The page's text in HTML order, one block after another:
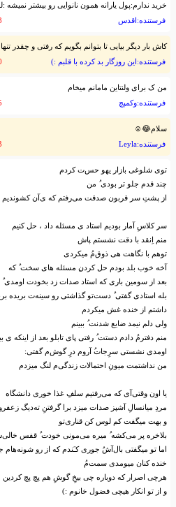
خرید ندارم:پول یارانه همون نانوایی رو بیشتر نمیشه
فرستنده:اقدس
کاش بار دیگر بیایی تا بتوانم بگویم که رفتی و چقدر
فرستنده:این روزگار بد کرده با قلبم :)
من ک برای ولنتاین مامانم میخام
فرستنده:وکمپچ
سلام😂☺
فرستنده:Leyla
توی شلوغی بازار یهو حس‌ت کردم
چند قدم جلو تر بودی‌ ‌ُ من
از پشت‌ِ سر قربون صدقت می‌رفتم که ی‌آن کشوندیم
سر‌‌ِ کلاس‌ِ آمار بودیم استاد ی مسئله داد ، حل کنیم
منم ا‌ِنقد با دقت نشستم پاش
توهم با نگاهت هی ذوق‌م‌ُ میکردی
آخه خوب بلد بودم حل کردن‌‌ِ مسئله های سخت ‌ُ که
بعد از سومین باری که استاد صدات زد بخودت
بله استادی گفتی ‌ُ دست‌تو گذاشتی رو سینه‌ت بریده
داشتم از خنده غش میکردم
ولی دلم نیمد ضایع شدنت ‌ُ ببینم
منم دفترم‌ُ دادم دستت ‌ُ رفتی پای تابلو بعد از
اومدی نشستی سر‌ِجات‌‌ُ آروم در‌ِ گوش‌م گفتی:
من نداشتمت میون‌ِ احتمالات زندگی‌م لنگ میزدم
یا اون وقتی‌آی که می‌رفتیم سلف‌ِ غذا خوری دانشگاه
مرد‌ِ میانسال‌ِ آشپز صدات میزد برا گرفتن‌ِ ته‌دیگ
و بهت میگفت کم لوس کن قناری‌تو
بلاخره پر می‌کشه ‌ُ میره می‌مونی خودت ‌ُ قفس
اما تو میگفتی بال‌آش‌ُ جوری کـَندم که از رو شونه‌هام
خنده کنان میومدی سمت‌م‌ُ
هرچی اصرار که دوباره چی بیخ‌ِ گوش‌ِ هم پچ پچ کردین
و از تو انکار هیچی فضول خانوم :)